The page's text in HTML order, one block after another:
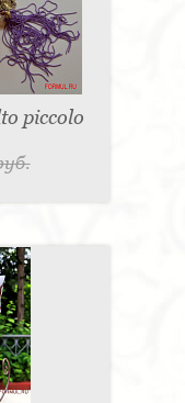
piccolo